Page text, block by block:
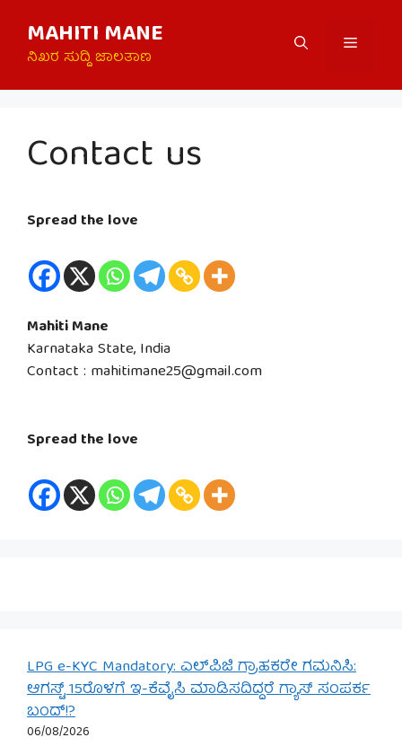
content
MAHITI MANE
ನಿಖರ ಸುದ್ದಿ ಜಾಲತಾಣ
Menu
Contact us
Spread the love
Mahiti Mane
Karnataka State, India
Contact : mahitimane25@gmail.com
Spread the love
LPG e-KYC Mandatory: ಎಲ್‌ಪಿಜಿ ಗ್ರಾಹಕರೇ ಗಮನಿಸಿ:
ಆಗಸ್ಟ್ 15ರೊಳಗೆ ಇ-ಕೆವೈಸಿ ಮಾಡಿಸದಿದ್ದರೆ ಗ್ಯಾಸ್ ಸಂಪರ್ಕ
ಬಂದ್!?
06/08/2026